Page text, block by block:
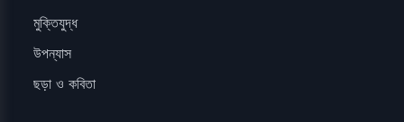
মুক্তিযুদ্ধ
উপন্যাস
ছড়া ও কবিতা